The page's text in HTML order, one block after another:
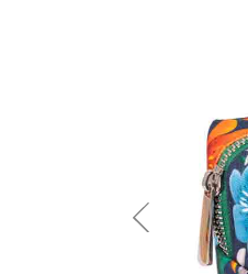
button.prev